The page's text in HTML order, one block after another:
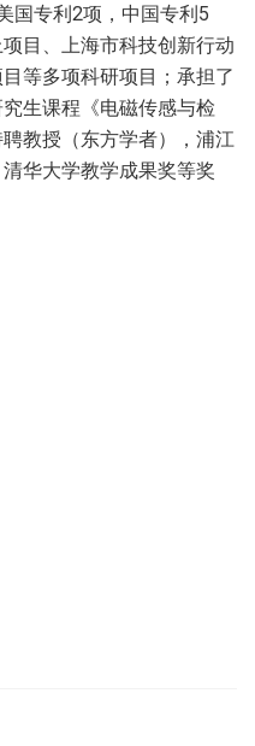
国专利2项，中国专利5
目、上海市科技创新行动
等多项科研项目；承担了
生课程《电磁传感与检
教授（东方学者），浦江
华大学教学成果奖等奖